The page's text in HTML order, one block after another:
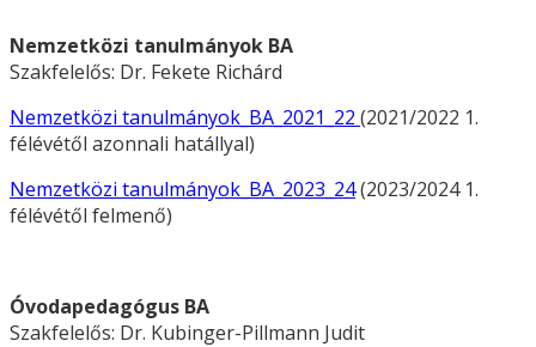
Nemzetközi tanulmányok BA
Szakfelelős: Dr. Fekete Richárd
Nemzetközi tanulmányok_BA_2021_22 (2021/2022 1.
félévétől azonnali hatállyal)
Nemzetközi tanulmányok_BA_2023_24(2023/2024 1.
félévétől felmenő)
Óvodapedagógus BA
Szakfelelős: Dr. Kubinger-Pillmann Judit